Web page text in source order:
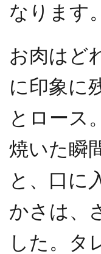
なります。
お肉はど
に印象に
とロース。
焼いた瞬
と、口に
かさは、
した。タ